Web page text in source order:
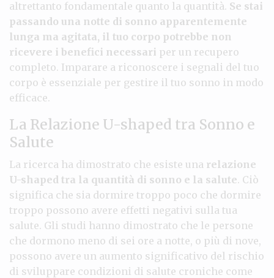
altrettanto fondamentale quanto la quantità. Se stai
passando una notte di sonno apparentemente
lunga ma agitata, il tuo corpo potrebbe non
ricevere i benefici necessari per un recupero
completo. Imparare a riconoscere i segnali del tuo
corpo è essenziale per gestire il tuo sonno in modo
efficace.
La Relazione U-shaped tra Sonno e
Salute
La ricerca ha dimostrato che esiste una relazione
U-shaped tra la quantità di sonno e la salute. Ciò
significa che sia dormire troppo poco che dormire
troppo possono avere effetti negativi sulla tua
salute. Gli studi hanno dimostrato che le persone
che dormono meno di sei ore a notte, o più di nove,
possono avere un aumento significativo del rischio
di sviluppare condizioni di salute croniche come